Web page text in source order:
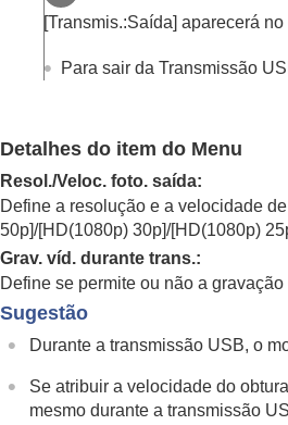
Gravar imagens
Definir da
Utilizar o zoom
Utilizar o flash
Reduzir
Comp. Objetiva
Redução de ruído
Definir a
Criar imagens
Definições TC/UB
Exportar filmes
[Transmis.:Saída] aparecerá no
Para sair da Transmissão
Detalhes do item do Menu
Resol./Veloc. foto. saída:
Define a resolução e a velocidade
50p]/[HD(1080p) 30p]/[HD(1080p)
Grav. víd. durante trans.:
Define se permite ou não a
Sugestão
Durante a transmissão USB, o
Se atribuir a velocidade do
mesmo durante a transmissão